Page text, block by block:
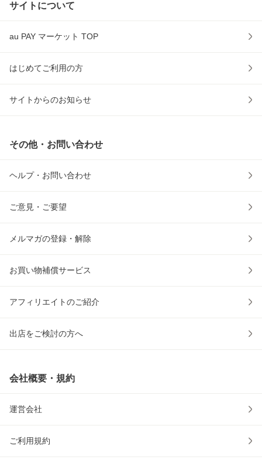
サイトについて
au PAY マーケット TOP
はじめてご利用の方
サイトからのお知らせ
その他・お問い合わせ
ヘルプ・お問い合わせ
ご意見・ご要望
メルマガの登録・解除
お買い物補償サービス
アフィリエイトのご紹介
出店をご検討の方へ
会社概要・規約
運営会社
ご利用規約